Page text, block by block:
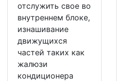
отслужить свое во
внутреннем блоке,
изнашивание
движущихся
частей таких как
жалюзи
кондиционера